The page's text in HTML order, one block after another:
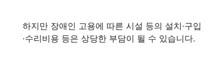
하지만 장애인 고용에 따른 시설 등의 설치·구입
·수리비용 등은 상당한 부담이 될 수 있습니다.